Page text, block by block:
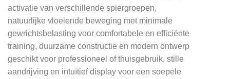
activatie van verschillende spiergroepen,
natuurlijke vloeiende beweging met minimale
gewrichtsbelasting voor comfortabele en efficiënte
training, duurzame constructie en modern ontwerp
geschikt voor professioneel of thuisgebruik, stille
aandrijving en intuïtief display voor een soepele